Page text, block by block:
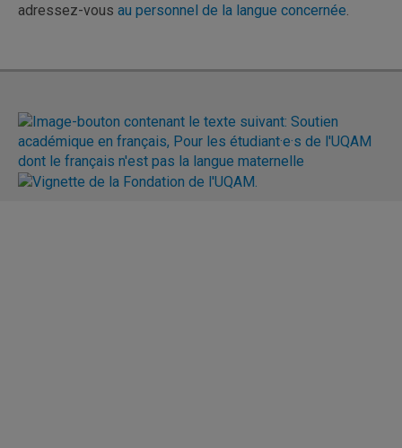
adressez-vous au personnel de la langue concernée.